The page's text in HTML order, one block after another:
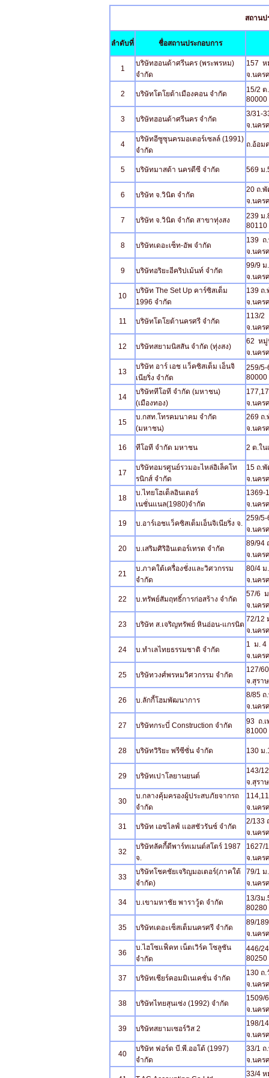
สถานป
ลำดับที่ ชื่อสถานประกอบการ
1
บริษัทฮอนด้าศรีนคร (พระพรหม)
จำกัด
157 ห
จ.นคร
2 บริษัทโตโยต้าเมืองคอน จำกัด
15/2 ต
80000
3 บริษัทฮอนด้าศรีนคร จำกัด
3/31-
จ.นคร
4
บริษัทอีซูซุนครมอเตอร์เซลล์ (1991)
จำกัด
ถ.อ้อม
5 บริษัทมาสด้า นครดีซี จำกัด 569 ม
6 บริษัท จ.วินิต จำกัด
20 ถ.พั
จ.นคร
7 บริษัท จ.วินิต จำกัด สาขาทุ่งสง
239 ม
80110
8 บริษัทเดอะเซ็ท-อัพ จำกัด
139 ถ
จ.นคร
9 บริษัทอริยะอีคริปเม้นท์ จำกัด
99/9 ม
จ.นคร
10
บริษัท The Set Up คาร์ซิสเต็ม
1996 จำกัด
139 ถ
จ.นคร
11 บริษัทโตโยต้านครศรี จำกัด
113/2
จ.นคร
12 บริษัทสยามนิสสัน จำกัด (ทุ่งสง)
62 หมู่
จ.นคร
13
บริษัท อาร์ เอช แว็คซิสเต็ม เอ็นจิ
เนียริ่ง จำกัด
259/5-
80000
14
บริษัททีโอที จำกัด (มหาชน)
(เมืองทอง)
จ.นคร
15
บ.กสท.โทรคมนาคม จำกัด
(มหาชน)
269 ถ.
จ.นคร
16 ทีโอที จำกัด มหาชน 2 ต.ใน
17
บริษัทอมรศูนย์รวมอะไหล่อิเล็คโท
รนิกส์ จำกัด
15 ถ.
จ.นคร
18
บ.ไทยโฮเต็ลอินเตอร์
เนชั่นแนล(1980)จำกัด
1369-
จ.นคร
19 บ.อาร์เอชแว็คซิสเต็มเอ็นจิเนียริ่ง จ.
259/5-
จ.นคร
20 บ.เสริมศิริอินเตอร์เทรด จำกัด
89/94
จ.นคร
21
บ.ภาคใต้เครื่องชั่งและวิศวกรรม
จำกัด
80/4 ม
จ.นคร
22 บ.ทรัพย์สัมฤทธิ์การก่อสร้าง จำกัด
57/6
จ.นคร
23 บริษัท ส.เจริญทรัพย์ หินอ่อน-แกรนิต
72/12
จ.นคร
24 บ.ทำเลไทยธรรมชาติ จำกัด
1 ม. 4
จ.นคร
25 บริษัทวงศ์พรหมวิศวกรรม จำกัด
127/
จ.สุรา
26 บ.ลักกี้โฮมพัฒนาการ
8/85 ถ
จ.นคร
27 บริษัทกระบี่ Construction จำกัด
93 ถ.เ
81000
28 บริษัทวิริยะ พรีซีซั่น จำกัด 130 ม
29 บริษัทเปาโลยานยนต์
143/
จ.สุรา
30
บ.กลางคุ้มครองผู้ประสบภัยจากรถ
จำกัด
จ.นคร
31 บริษัท เอซไลฟ์ แอสชัวรันซ์ จำกัด
2/133
จ.นคร
32
บริษัทลัคกี้ดีพาร์ทเมนต์สโตร์ 1987
จ.
1627/
จ.นคร
33
บริษัทโชคชัยเจริญมอเตอร์(ภาคใต้
จำกัด)
79/1 ม
จ.นคร
34 บ.เขามหาชัย พาราวู้ด จำกัด
13/3ม
80280
35 บริษัทเดอะเซ็สเต็มนครศรี จำกัด
89/
จ.นคร
36
บ.ไฮโซแฟ็คท เน็ตเวิร์ค โซลูชัน
จำกัด
446/
80250
37 บริษัทเชียร์คอมมิเนเคชั่น จำกัด
130 ถ.
จ.นคร
38 บริษัทไทยสุนเซ่ง (1992) จำกัด
1509/
จ.นคร
39 บริษัทสยามเซอร์วิส 2
198/
จ.นคร
40
บริษัท ฟอร์ด บี.พี.ออโต้ (1997)
จำกัด
33/1 ถ
จ.นคร
33/4